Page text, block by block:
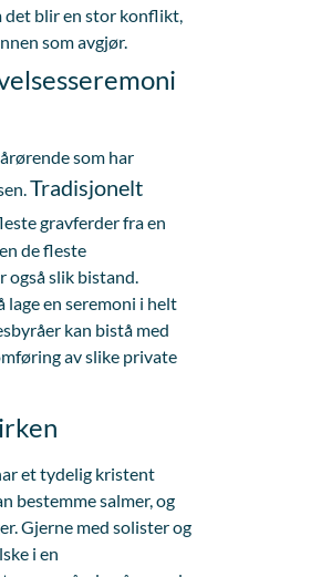
det blir en stor konflikt,
som avgjør.
som har
Tradisjonelt
gravferder fra en
de fleste
også slik bistand.
lage en seremoni i helt
kan bistå med
av slike private
et tydelig kristent
bestemme salmer, og
Gjerne med solister og
i en